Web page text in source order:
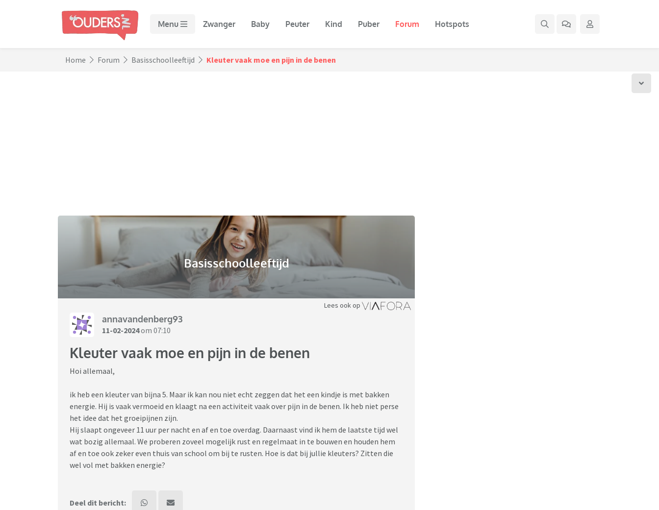
Menu Zwanger Baby Peuter Kind Puber Forum Hotspots
Home Forum Basisschoolleeftijd Kleuter vaak moe en pijn in de benen
Basisschoolleeftijd
Lees ook op
annavandenberg93
11-02-2024om 07:10
Kleuter vaak moe en pijn in de benen
Hoi allemaal,
ik heb een kleuter van bijna 5. Maar ik kan nou niet echt zeggen dat het een kindje is met bakken
energie. Hij is vaak vermoeid en klaagt na een activiteit vaak over pijn in de benen. Ik heb niet perse
het idee dat het groeipijnen zijn.
Hij slaapt ongeveer 11 uur per nacht en af en toe overdag. Daarnaast vind ik hem de laatste tijd wel
wat bozig allemaal. We proberen zoveel mogelijk rust en regelmaat in te bouwen en houden hem
af en toe ook zeker even thuis van school om bij te rusten. Hoe is dat bij jullie kleuters? Zitten die
wel vol met bakken energie?
Deel dit bericht: